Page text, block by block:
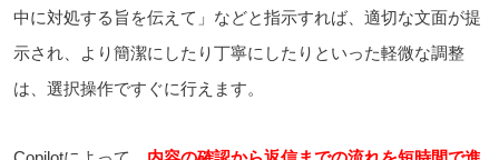
中に対処する旨を伝えて」などと指示すれば、適切な文面が提
示され、より簡潔にしたり丁寧にしたりといった軽微な調整
は、選択操作ですぐに行えます。